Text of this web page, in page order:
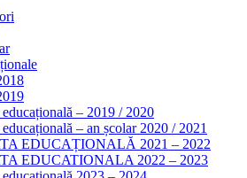
– 2019 / 2020
– an școlar 2020 / 2021
EDUCAȚIONALĂ 2021 – 2022
EDUCATIONALA 2022 – 2023